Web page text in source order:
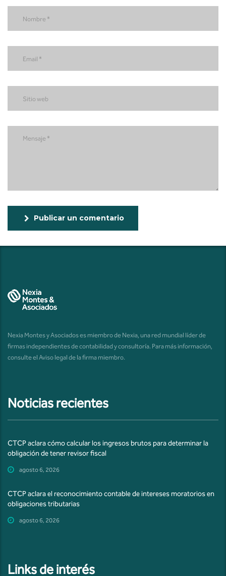
Publicar un comentario
Nexia Montes y Asociados es miembro de Nexia, una red mundial líder de
firmas independientes de contabilidad y consultoría. Para más información,
consulte el Aviso legal de la firma miembro.
Noticias recientes
CTCP aclara cómo calcular los ingresos brutos para determinar la
obligación de tener revisor fiscal
agosto 6, 2026
CTCP aclara el reconocimiento contable de intereses moratorios en
obligaciones tributarias
agosto 6, 2026
Links de interés